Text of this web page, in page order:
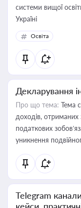
системи вищої
Україні
Освіта
Декларування
Про що тема: Тема
доходів, отриманих
податкових
уникнення
Telegram